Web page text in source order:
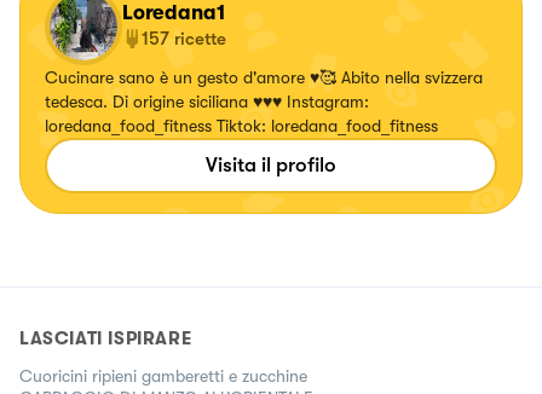
Loredana1
157 ricette
Cucinare sano è un gesto d'amore ♥️🥰 Abito nella svizzera
tedesca. Di origine siciliana ♥️♥️♥️ Instagram:
loredana_food_fitness Tiktok: loredana_food_fitness
Visita il profilo
LASCIATI ISPIRARE
Cuoricini ripieni gamberetti e zucchine